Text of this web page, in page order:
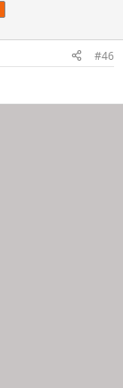
#46